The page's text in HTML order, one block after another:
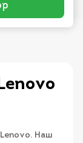
Наш